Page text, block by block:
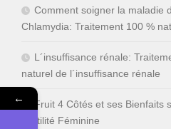
Comment soigner la maladie
Chlamydia: Traitement 100 %
L´insuffisance rénale:
naturel de l´insuffisance rénale
Fruit 4 Côtés et ses Bienfaits
Fertilité Féminine
←